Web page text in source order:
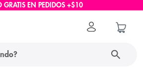
GRATIS EN PEDIDOS +$10